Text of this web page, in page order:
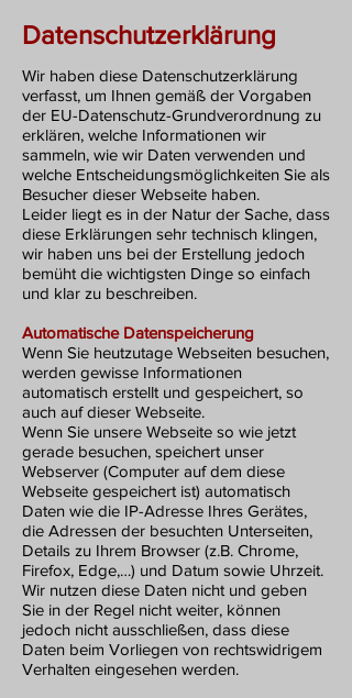
Datenschutzerklärung
Wir haben diese Datenschutzerklärung
verfasst, um Ihnen gemäß der Vorgaben
der EU-Datenschutz-Grundverordnung zu
erklären, welche Informationen wir
sammeln, wie wir Daten verwenden und
welche Entscheidungsmöglichkeiten Sie als
Besucher dieser Webseite haben.
Leider liegt es in der Natur der Sache, dass
diese Erklärungen sehr technisch klingen,
wir haben uns bei der Erstellung jedoch
bemüht die wichtigsten Dinge so einfach
und klar zu beschreiben.
Automatische Datenspeicherung
Wenn Sie heutzutage Webseiten besuchen,
werden gewisse Informationen
automatisch erstellt und gespeichert, so
auch auf dieser Webseite.
Wenn Sie unsere Webseite so wie jetzt
gerade besuchen, speichert unser
Webserver (Computer auf dem diese
Webseite gespeichert ist) automatisch
Daten wie die IP-Adresse Ihres Gerätes,
die Adressen der besuchten Unterseiten,
Details zu Ihrem Browser (z.B. Chrome,
Firefox, Edge,…) und Datum sowie Uhrzeit.
Wir nutzen diese Daten nicht und geben
Sie in der Regel nicht weiter, können
jedoch nicht ausschließen, dass diese
Daten beim Vorliegen von rechtswidrigem
Verhalten eingesehen werden.